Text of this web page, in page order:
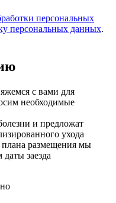
персональных
персональных данных.
с вами для
необходимые
и предложат
ухода
размещения мы
заезда